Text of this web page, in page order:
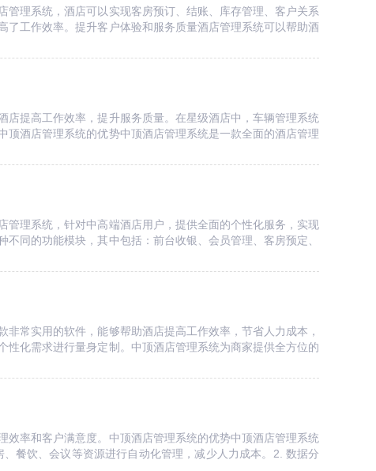
理系统，酒店可以实现客房预订、结账、库存管理、客户关系
工作效率。提升客户体验和服务质量酒店管理系统可以帮助酒
提高工作效率，提升服务质量。在星级酒店中，车辆管理系统
酒店管理系统的优势中顶酒店管理系统是一款全面的酒店管理
理系统，针对中高端酒店用户，提供全面的个性化服务，实现
的功能模块，其中包括：前台收银、会员管理、客房预定、
常实用的软件，能够帮助酒店提高工作效率，节省人力成本，
化需求进行量身定制。中顶酒店管理系统为商家提供全方位的
率和客户满意度。中顶酒店管理系统的优势中顶酒店管理系统
餐饮、会议等资源进行自动化管理，减少人力成本。2. 数据分